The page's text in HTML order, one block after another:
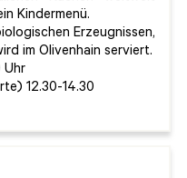
Kindermenü.
Erzeugnissen,
im Olivenhain serviert.
Uhr
12.30-14.30